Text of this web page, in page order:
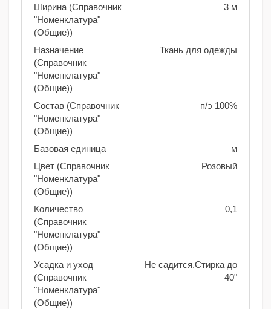
Ширина (Справочник
"Номенклатура"
(Общие))
3 м
Назначение
(Справочник
"Номенклатура"
(Общие))
Ткань для одежды
Состав (Справочник
"Номенклатура"
(Общие))
п/э 100%
Базовая единица
м
Цвет (Справочник
"Номенклатура"
(Общие))
Розовый
Количество
(Справочник
"Номенклатура"
(Общие))
0,1
Усадка и уход
(Справочник
"Номенклатура"
(Общие))
Не садится.Стирка до
40"